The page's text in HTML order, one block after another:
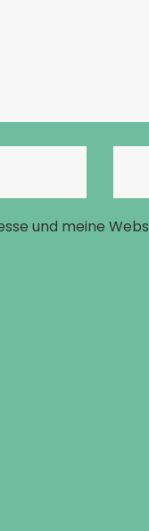
und meine